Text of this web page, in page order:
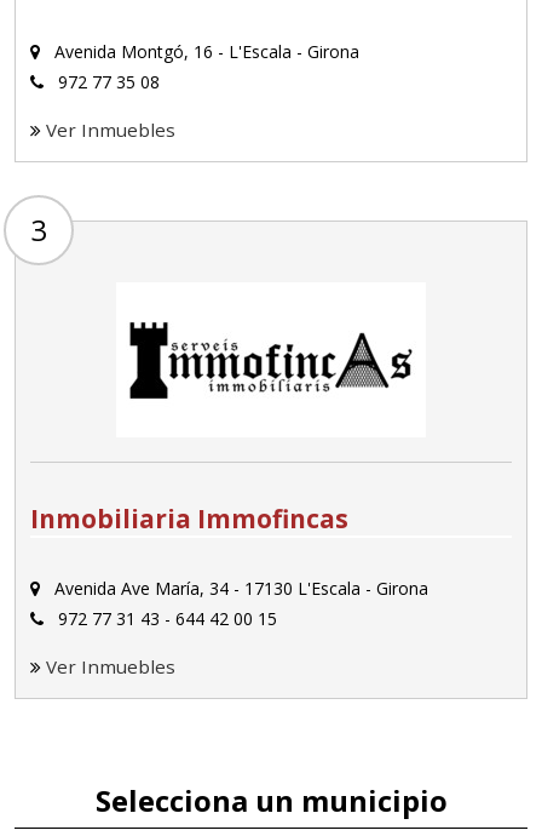
Avenida Montgó, 16 - L'Escala - Girona
972 77 35 08
Ver Inmuebles
3
Inmobiliaria Immofincas
Avenida Ave María, 34 - 17130 L'Escala - Girona
972 77 31 43 - 644 42 00 15
Ver Inmuebles
Selecciona un municipio